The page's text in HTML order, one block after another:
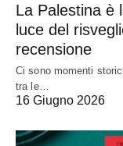
La Palestina è
luce del
recensione
Ci sono momenti
tra le…
16 Giugno 2026